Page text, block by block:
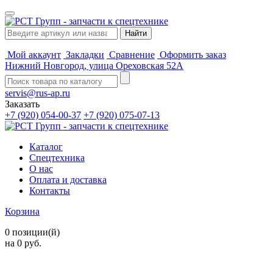
Мой аккаунт Закладки Сравнение Оформить заказ
Нижний Новгород, улица Ореховская 52А
servis@rus-ap.ru
Заказать
+7 (920) 054-00-37 +7 (920) 075-07-13
Каталог
Спецтехника
О нас
Оплата и доставка
Контакты
Корзина
0 позиции(й)
на 0 руб.